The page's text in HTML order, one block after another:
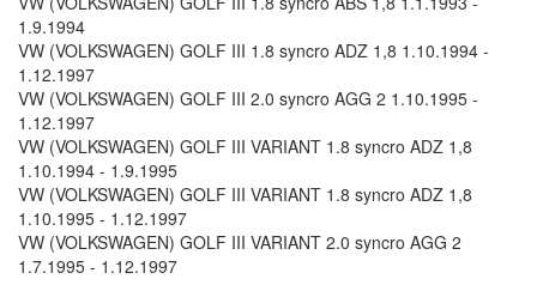
1.9.1994
VW (VOLKSWAGEN) GOLF III 1.8 syncro ADZ 1,8 1.10.1994 -
1.12.1997
VW (VOLKSWAGEN) GOLF III 2.0 syncro AGG 2 1.10.1995 -
1.12.1997
VW (VOLKSWAGEN) GOLF III VARIANT 1.8 syncro ADZ 1,8
1.10.1994 - 1.9.1995
VW (VOLKSWAGEN) GOLF III VARIANT 1.8 syncro ADZ 1,8
1.10.1995 - 1.12.1997
VW (VOLKSWAGEN) GOLF III VARIANT 2.0 syncro AGG 2
1.7.1995 - 1.12.1997